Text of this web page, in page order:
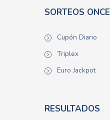
SORTEOS ONCE
Cupón Diario
Triplex
Euro Jackpot
RESULTADOS